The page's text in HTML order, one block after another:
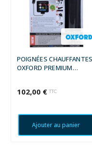
POIGNÉES CHAUFFANTES
OXFORD PREMIUM
102,00 € TTC
Ajouter au panier